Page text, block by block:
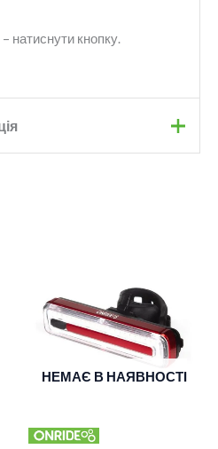
натиснути кнопку.
НЕМАЄ В НАЯВНОСТІ